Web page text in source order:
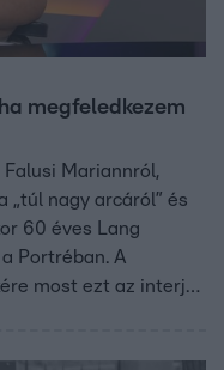
megfeledkezem
Falusi Mariannról,
„túl nagy arcáról” és
60 éves Lang
Portréban. A
most ezt az interjút